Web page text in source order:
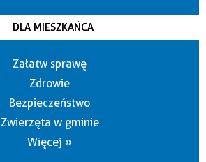
DLA MIESZKAŃCA
Załatw sprawę
Zdrowie
Bezpieczeństwo
Zwierzęta w gminie
Więcej »